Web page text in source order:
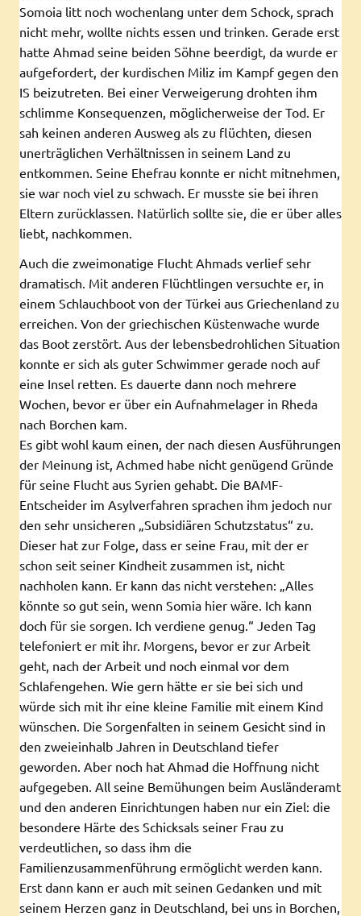
Somoia litt noch wochenlang unter dem Schock, sprach
nicht mehr, wollte nichts essen und trinken. Gerade erst
hatte Ahmad seine beiden Söhne beerdigt, da wurde er
aufgefordert, der kurdischen Miliz im Kampf gegen den
IS beizutreten. Bei einer Verweigerung drohten ihm
schlimme Konsequenzen, möglicherweise der Tod. Er
sah keinen anderen Ausweg als zu flüchten, diesen
unerträglichen Verhältnissen in seinem Land zu
entkommen. Seine Ehefrau konnte er nicht mitnehmen,
sie war noch viel zu schwach. Er musste sie bei ihren
Eltern zurücklassen. Natürlich sollte sie, die er über alles
liebt, nachkommen.
Auch die zweimonatige Flucht Ahmads verlief sehr
dramatisch. Mit anderen Flüchtlingen versuchte er, in
einem Schlauchboot von der Türkei aus Griechenland zu
erreichen. Von der griechischen Küstenwache wurde
das Boot zerstört. Aus der lebensbedrohlichen Situation
konnte er sich als guter Schwimmer gerade noch auf
eine Insel retten. Es dauerte dann noch mehrere
Wochen, bevor er über ein Aufnahmelager in Rheda
nach Borchen kam.
Es gibt wohl kaum einen, der nach diesen Ausführungen
der Meinung ist, Achmed habe nicht genügend Gründe
für seine Flucht aus Syrien gehabt. Die BAMF-
Entscheider im Asylverfahren sprachen ihm jedoch nur
den sehr unsicheren „Subsidiären Schutzstatus“ zu.
Dieser hat zur Folge, dass er seine Frau, mit der er
schon seit seiner Kindheit zusammen ist, nicht
nachholen kann. Er kann das nicht verstehen: „Alles
könnte so gut sein, wenn Somia hier wäre. Ich kann
doch für sie sorgen. Ich verdiene genug.“ Jeden Tag
telefoniert er mit ihr. Morgens, bevor er zur Arbeit
geht, nach der Arbeit und noch einmal vor dem
Schlafengehen. Wie gern hätte er sie bei sich und
würde sich mit ihr eine kleine Familie mit einem Kind
wünschen. Die Sorgenfalten in seinem Gesicht sind in
den zweieinhalb Jahren in Deutschland tiefer
geworden. Aber noch hat Ahmad die Hoffnung nicht
aufgegeben. All seine Bemühungen beim Ausländeramt
und den anderen Einrichtungen haben nur ein Ziel: die
besondere Härte des Schicksals seiner Frau zu
verdeutlichen, so dass ihm die
Familienzusammenführung ermöglicht werden kann.
Erst dann kann er auch mit seinen Gedanken und mit
seinem Herzen ganz in Deutschland, bei uns in Borchen,